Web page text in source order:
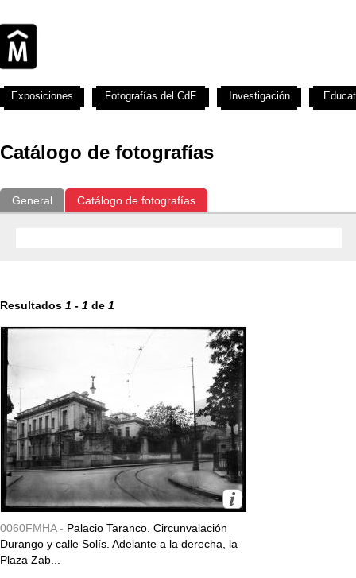
Catálogo de fotografías
General Catálogo de fotografías
Resultados 1 - 1 de 1
0060FMHA - Palacio Taranco. Circunvalación
Durango y calle Solís. Adelante a la derecha, la
Plaza Zab...
Exposiciones Fotografías del CdF Investigación